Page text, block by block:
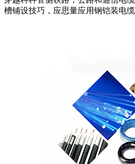
槽铺设技巧，应思量应用钢铠装电缆